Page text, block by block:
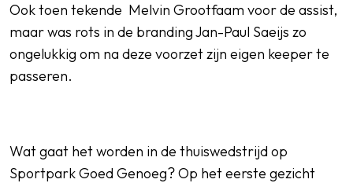
Ook toen tekende Melvin Grootfaam voor de assist,
maar was rots in de branding Jan-Paul Saeijs zo
ongelukkig om na deze voorzet zijn eigen keeper te
passeren.
Wat gaat het worden in de thuiswedstrijd op
Sportpark Goed Genoeg? Op het eerste gezicht